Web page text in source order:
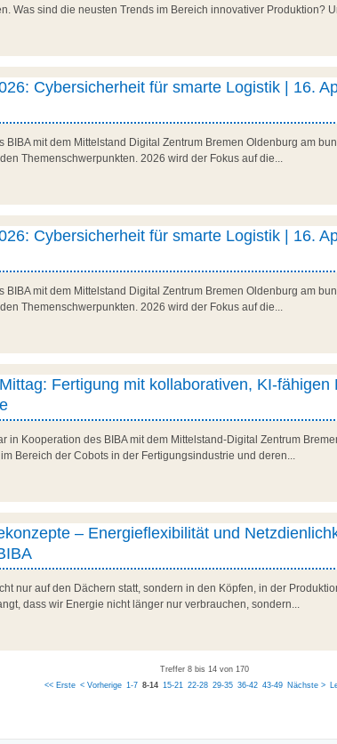
Was sind die neusten Trends im Bereich innovativer Produktion?
Cybersicherheit für smarte Logistik | 16.
BIBA mit dem Mittelstand Digital Zentrum Bremen Oldenburg am
Themenschwerpunkten. 2026 wird der Fokus auf die...
Cybersicherheit für smarte Logistik | 16.
BIBA mit dem Mittelstand Digital Zentrum Bremen Oldenburg am
Themenschwerpunkten. 2026 wird der Fokus auf die...
Fertigung mit kollaborativen, KI-fähigen
in Kooperation des BIBA mit dem Mittelstand-Digital Zentrum
Bereich der Cobots in der Fertigungsindustrie und deren...
– Energieflexibilität und
nur auf den Dächern statt, sondern in den Köpfen, in der
dass wir Energie nicht länger nur verbrauchen, sondern...
Treffer 8 bis 14 von 170
<< Erste < Vorherige 1-7 8-14 15-21 22-28 29-35 36-42 43-49 Nächste >